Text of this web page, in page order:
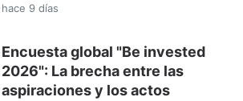
hace 9 días
Encuesta global "Be invested
2026": La brecha entre las
aspiraciones y los actos